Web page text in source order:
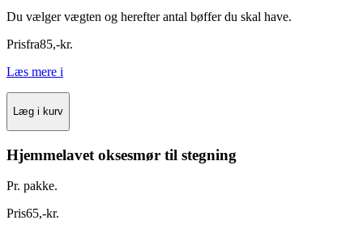
Du vælger vægten og herefter antal bøffer du skal have.
Prisfra85,-kr.
Læs mere i
Læg i kurv
Hjemmelavet oksesmør til stegning
Pr. pakke.
Pris65,-kr.